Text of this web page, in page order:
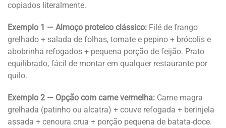
copiados literalmente.
Exemplo 1 — Almoço proteico clássico: Filé de frango
grelhado + salada de folhas, tomate e pepino + brócolis e
abobrinha refogados + pequena porção de feijão. Prato
equilibrado, fácil de montar em qualquer restaurante por
quilo.
Exemplo 2 — Opção com carne vermelha: Carne magra
grelhada (patinho ou alcatra) + couve refogada + berinjela
assada + cenoura crua + porção pequena de batata-doce.